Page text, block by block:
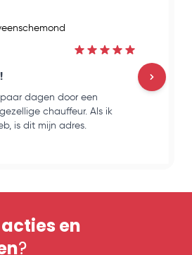
dagen door een
chauffeur. Als ik
is dit mijn adres.
acties en
?